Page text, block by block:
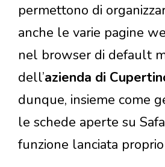
permettono di
anche le varie pagine
nel browser di default
dell’azienda di
dunque, insieme come
le schede aperte su
funzione lanciata